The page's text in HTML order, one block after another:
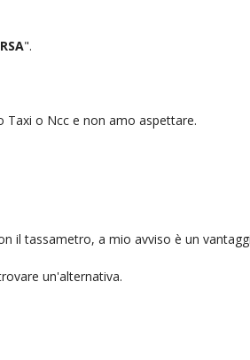
".
Taxi o Ncc e non amo aspettare.
il tassametro, a mio avviso è un
un'alternativa.